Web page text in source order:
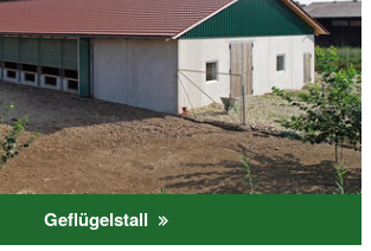
Geflügelstall